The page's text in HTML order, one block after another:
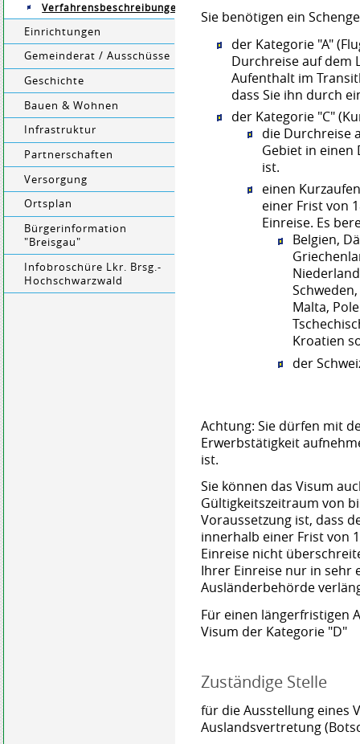
Verfahrensbeschreibungen
Einrichtungen
Gemeinderat / Ausschüsse
Geschichte
Bauen & Wohnen
Infrastruktur
Partnerschaften
Versorgung
Ortsplan
Bürgerinformation
"Breisgau"
Infobroschüre Lkr. Brsg.-
Hochschwarzwald
Sie benötigen ein
der Kategorie "A"
Durchreise auf dem
Aufenthalt im
dass Sie ihn durch
der Kategorie "C"
die Durchreise
Gebiet in einen
ist.
einen
einer Frist von
Einreise. Es
Belgien,
Malta,
Kroatien
der
Achtung: Sie dürfen mit
Erwerbstätigkeit
ist.
Sie können das Visum
Gültigkeitszeitraum von
Voraussetzung ist, dass
innerhalb einer Frist von
Einreise nicht
Ihrer Einreise nur in sehr
Ausländerbehörde
Für einen längerfristigen
Visum der Kategorie "D"
Zuständige Stelle
für die Ausstellung eines
Auslandsvertretung